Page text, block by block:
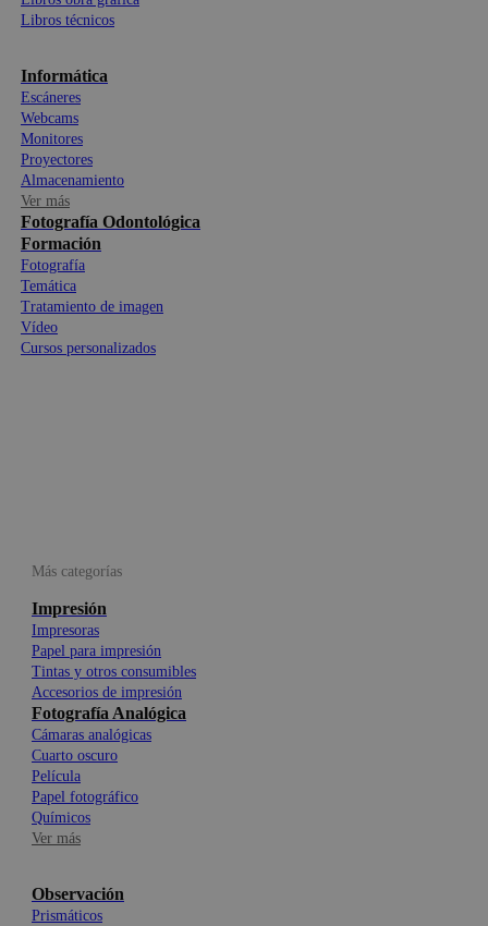
Libros técnicos
Informática
Escáneres
Webcams
Monitores
Proyectores
Almacenamiento
Ver más
Fotografía Odontológica
Formación
Fotografía
Temática
Tratamiento de imagen
Vídeo
Cursos personalizados
Más categorías
Impresión
Impresoras
Papel para impresión
Tintas y otros consumibles
Accesorios de impresión
Fotografía Analógica
Cámaras analógicas
Cuarto oscuro
Película
Papel fotográfico
Químicos
Ver más
Observación
Prismáticos